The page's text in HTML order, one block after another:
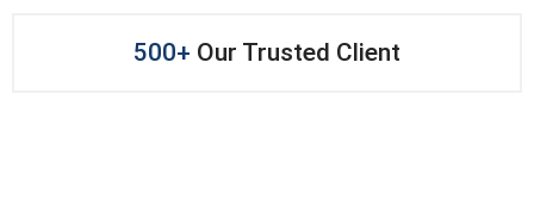
500+ Our Trusted Client